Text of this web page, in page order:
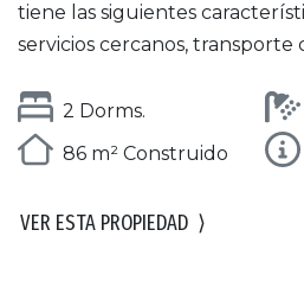
tiene las siguientes
servicios cercanos, transporte
2 Dorms.
86 m² Construido
VER ESTA PROPIEDAD ⟩